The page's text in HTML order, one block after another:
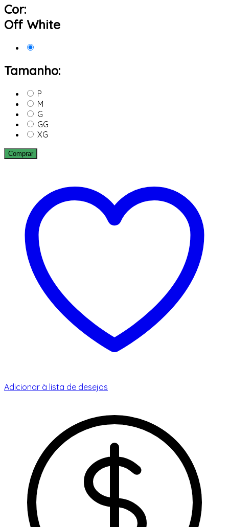
Cor:
Off White
Tamanho:
P
M
G
GG
XG
Comprar
Adicionar à lista de desejos